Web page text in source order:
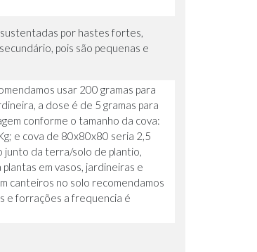
por hastes fortes,
pois são pequenas e
usar 200 gramas para
a dose é de 5 gramas para
conforme o tamanho da cova:
e cova de 80x80x80 seria 2,5
junto da terra/solo de plantio,
em vasos, jardineiras e
canteiros no solo recomendamos
e forrações a frequencia é